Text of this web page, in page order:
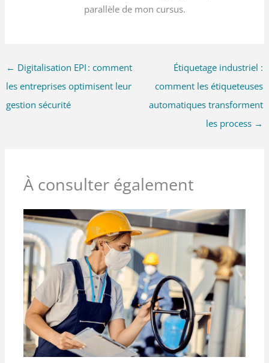
parallèle de mon cursus.
← Digitalisation EPI : comment
les entreprises optimisent leur
gestion sécurité
Étiquetage industriel :
comment les étiqueteuses
automatiques transforment
les process →
À consulter également